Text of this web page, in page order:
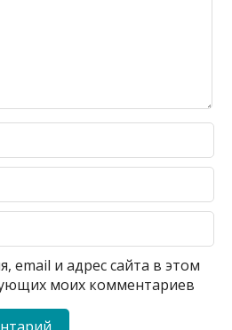
email и адрес сайта в этом
моих комментариев